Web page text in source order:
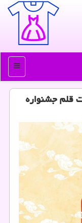
منو
قلم جشنواره